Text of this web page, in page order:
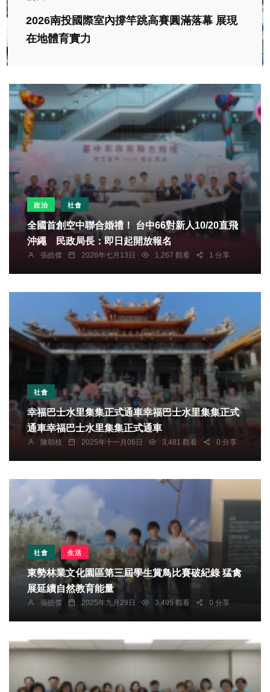
2026南投國際室內撐竿跳高賽圓滿落幕 展現
在地體育實力
政治 社會
全國首創空中聯合婚禮！ 台中66對新人10/20直飛
沖繩 民政局長：即日起開放報名
張皓傑 2026年七月13日 1,267 觀看 1 分享
社會
幸福巴士水里集集正式通車幸福巴士水里集集正式
通車幸福巴士水里集集正式通車
陳朝枝 2025年十一月06日 3,481 觀看 0 分享
社會 生活
東勢林業文化園區第三屆學生賞鳥比賽破紀錄 猛禽
展延續自然教育能量
張皓傑 2025年九月29日 3,495 觀看 0 分享